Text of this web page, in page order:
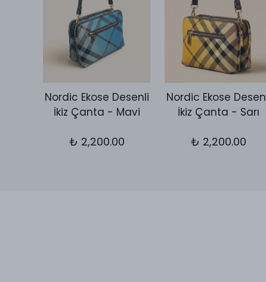
Nordic Ekose Desenli
İkiz Çanta - Mavi
₺ 2,200.00
Nordic Ekose
İkiz Çanta - Sarı
₺ 2,200.00